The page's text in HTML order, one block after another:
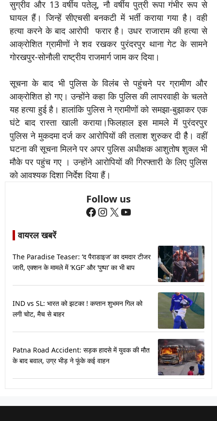
सुग्रीव और 13 वर्षीय पतेलू, नौ वर्षीय पुत्री रूपा गंभीर रूप से
घायल हैं। जिन्हें सीएचसी बनकटी में भर्ती कराया गया है। वही
हत्या करने के बाद आरोपी फरार है। उधर राजाराम की हत्या से
आक्रोशित ग्रामीणों ने शव रखकर पुरंदरपुर थाना गेट के सामने
गोरखपुर-सोनौली राष्ट्रीय राजमार्ग जाम कर दिया।
सूचना के बाद भी पुलिस के विलंब से पहुंचने पर ग्रामीण और
आक्रोशित हो गए। उन्होंने कहा कि पुलिस की लापरवाही के चलते
यह हत्या हुई है। हालांकि पुलिस ने ग्रामीणों को समझा-बुझाकर एक
घंटे बाद रास्‍ता खाली कराया।फिलहाल इस मामले में पुरंदरपुर
पुलिस ने मुकदमा दर्ज कर आरोपियों की तलाश शुरुकर दी हैै। वहीं
घटना की सूचना मिलने पर अपर पुलिस अधीक्षक आशुतोष शुक्ल भी
मौके पर पहुंच गए । उन्होंने आरोपियों की गिरफ्तारी के लिए पुलिस
को आवश्यक दिशा निर्देश दिया हैं।
Follow us
Facebook
Instagram
X YouTube
वायरल खबरें
The Paradise Teaser: ‘द पैराडाइज’ का दमदार टीजर
जारी, एक्शन के मामले में ‘KGF’ और ‘पुष्पा’ का भी बाप
IND vs SL: भारत को झटका ! कप्तान शुभमन गिल को
लगी चोट, मैच से बाहर
Patna Road Accident: सड़क हादसे में युवक की मौत
के बाद बवाल, उग्र भीड़ ने फूंके कई वाहन